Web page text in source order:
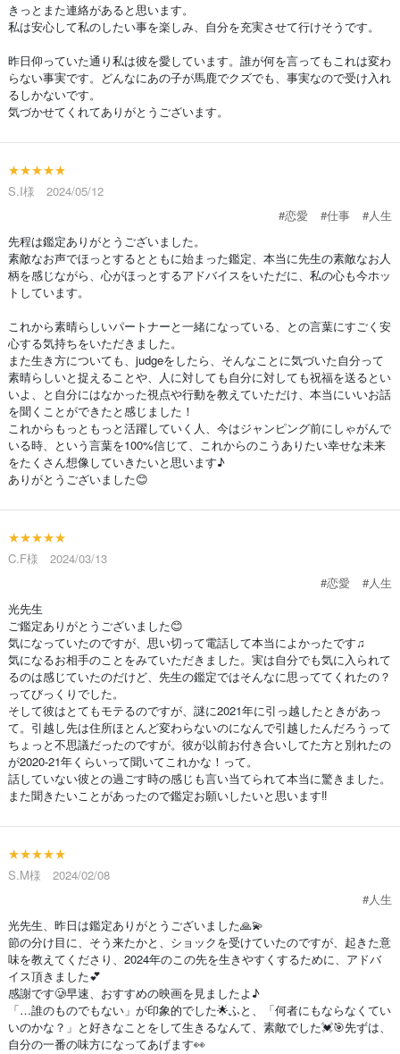
きっとまた連絡があると思います。
私は安心して私のしたい事を楽しみ、自分を充実させて行けそうです。
昨日仰っていた通り私は彼を愛しています。誰が何を言ってもこれは変わ
らない事実です。どんなにあの子が馬鹿でクズでも、事実なので受け入れ
るしかないです。
気づかせてくれてありがとうございます。
★★★★★
S.I様 2024/05/12
#恋愛
#仕事
#人生
先程は鑑定ありがとうございました。
素敵なお声でほっとするとともに始まった鑑定、本当に先生の素敵なお人
柄を感じながら、心がほっとするアドバイスをいただに、私の心も今ホッ
トしています。
これから素晴らしいパートナーと一緒になっている、との言葉にすごく安
心する気持ちをいただきました。
また生き方についても、judgeをしたら、そんなことに気づいた自分って
素晴らしいと捉えることや、人に対しても自分に対しても祝福を送るとい
いよ、と自分にはなかった視点や行動を教えていただけ、本当にいいお話
を聞くことができたと感じました！
これからもっともっと活躍していく人、今はジャンピング前にしゃがんで
いる時、という言葉を100%信じて、これからのこうありたい幸せな未来
をたくさん想像していきたいと思います♪
ありがとうございました😊
★★★★★
C.F様 2024/03/13
#恋愛
#人生
光先生
ご鑑定ありがとうございました😊
気になっていたのですが、思い切って電話して本当によかったです♫
気になるお相手のことをみていただきました。実は自分でも気に入られて
るのは感じていたのだけど、先生の鑑定ではそんなに思っててくれたの？
ってびっくりでした。
そして彼はとてもモテるのですが、謎に2021年に引っ越したときがあっ
て。引越し先は住所ほとんど変わらないのになんで引越したんだろうって
ちょっと不思議だったのですが。彼が以前お付き合いしてた方と別れたの
が2020-21年くらいって聞いてこれかな！って。
話していない彼との過ごす時の感じも言い当てられて本当に驚きました。
また聞きたいことがあったので鑑定お願いしたいと思います‼️
★★★★★
S.M様 2024/02/08
#人生
光先生、昨日は鑑定ありがとうございました🙏💫
節の分け目に、そう来たかと、ショックを受けていたのですが、起きた意
味を教えてくださり、2024年のこの先を生きやすくするために、アドバ
イス頂きました💕
感謝です🥲早速、おすすめの映画を見ましたよ♪
「…誰のものでもない」が印象的でした🌟ふと、「何者にもならなくてい
いのかな？」と好きなことをして生きるなんて、素敵でした💓🎯先ずは、
自分の一番の味方になってあげます👀